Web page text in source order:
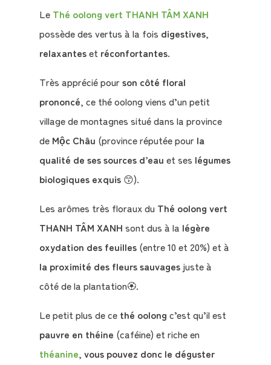
sommes-
nous
?
Témoignages
books
La
Boutique
Blog
Contact
Le Thé oolong vert THANH TÂM XANH
possède des vertus à la fois digestives,
relaxanteset réconfortantes.
Très apprécié pourson côté floral
prononcé, ce thé oolong viens d’un petit
village de montagnes situé dans la province
de Mộc Châu (province réputée pourla
qualité de ses sources d’eau et ses légumes
biologiques exquis😙).
Les arômes très floraux du Thé oolong vert
THANH TÂM XANH sont dus à la légère
oxydation des feuilles(entre 10 et 20%) et à
la proximité des fleurs sauvagesjuste à
côté de la plantation🏵️.
Le petit plus de ce thé oolong c’est qu’il est
pauvre en théine (caféine) et riche en
théanine, vous pouvez donc le déguster